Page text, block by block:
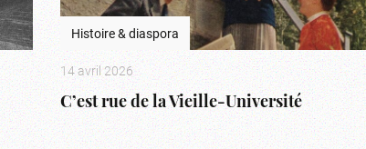
Histoire & diaspora
14 avril 2026
C’est rue de la Vieille-Université